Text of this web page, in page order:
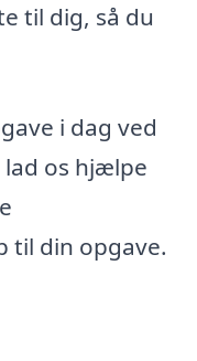
til dig, så du
i dag ved
os hjælpe
til din opgave.